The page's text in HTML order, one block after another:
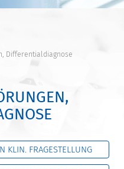
Differentialdiagnose
KLIN. FRAGESTELLUNG